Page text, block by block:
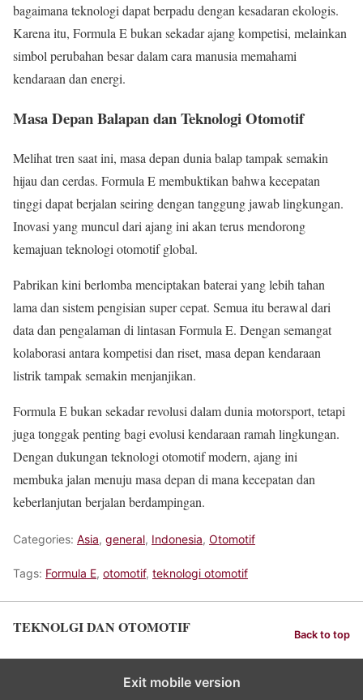
bagaimana teknologi dapat berpadu dengan kesadaran ekologis.
Karena itu, Formula E bukan sekadar ajang kompetisi, melainkan
simbol perubahan besar dalam cara manusia memahami
kendaraan dan energi.
Masa Depan Balapan dan Teknologi Otomotif
Melihat tren saat ini, masa depan dunia balap tampak semakin
hijau dan cerdas. Formula E membuktikan bahwa kecepatan
tinggi dapat berjalan seiring dengan tanggung jawab lingkungan.
Inovasi yang muncul dari ajang ini akan terus mendorong
kemajuan teknologi otomotif global.
Pabrikan kini berlomba menciptakan baterai yang lebih tahan
lama dan sistem pengisian super cepat. Semua itu berawal dari
data dan pengalaman di lintasan Formula E. Dengan semangat
kolaborasi antara kompetisi dan riset, masa depan kendaraan
listrik tampak semakin menjanjikan.
Formula E bukan sekadar revolusi dalam dunia motorsport, tetapi
juga tonggak penting bagi evolusi kendaraan ramah lingkungan.
Dengan dukungan teknologi otomotif modern, ajang ini
membuka jalan menuju masa depan di mana kecepatan dan
keberlanjutan berjalan berdampingan.
Categories: Asia, general, Indonesia, Otomotif
Tags: Formula E, otomotif, teknologi otomotif
TEKNOLGI DAN OTOMOTIF Back to top
Exit mobile version